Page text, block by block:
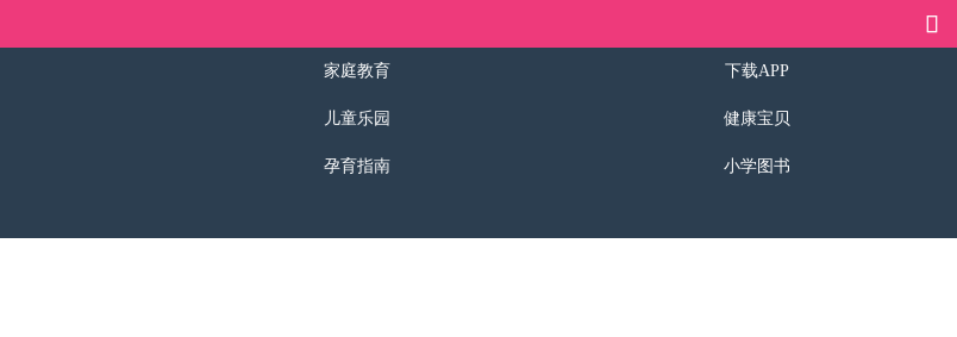
家庭教育 下载APP
儿童乐园 健康宝贝
孕育指南 小学图书